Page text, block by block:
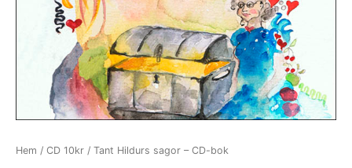
Hem / CD 10kr / Tant Hildurs sagor – CD-bok